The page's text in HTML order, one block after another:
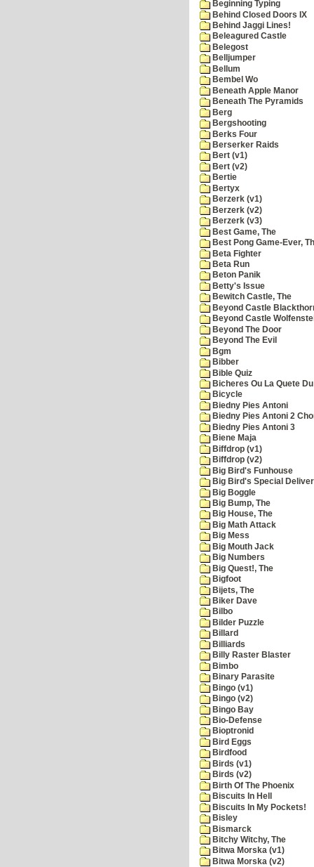
Beginning Typing
Behind Closed Doors IX
Behind Jaggi Lines!
Beleagured Castle
Belegost
Belljumper
Bellum
Bembel Wo
Beneath Apple Manor
Beneath The Pyramids
Berg
Bergshooting
Berks Four
Berserker Raids
Bert (v1)
Bert (v2)
Bertie
Bertyx
Berzerk (v1)
Berzerk (v2)
Berzerk (v3)
Best Game, The
Best Pong Game-Ever,
Beta Fighter
Beta Run
Beton Panik
Betty's Issue
Bewitch Castle, The
Beyond Castle
Beyond Castle
Beyond The Door
Beyond The Evil
Bgm
Bibber
Bible Quiz
Bicheres Ou La Quete
Bicycle
Biedny Pies Antoni
Biedny Pies Antoni 2
Biedny Pies Antoni 3
Biene Maja
Biffdrop (v1)
Biffdrop (v2)
Big Bird's Funhouse
Big Bird's Special
Big Boggle
Big Bump, The
Big House, The
Big Math Attack
Big Mess
Big Mouth Jack
Big Numbers
Big Quest!, The
Bigfoot
Bijets, The
Biker Dave
Bilbo
Bilder Puzzle
Billard
Billiards
Billy Raster Blaster
Bimbo
Binary Parasite
Bingo (v1)
Bingo (v2)
Bingo Bay
Bio-Defense
Bioptronid
Bird Eggs
Birdfood
Birds (v1)
Birds (v2)
Birth Of The Phoenix
Biscuits In Hell
Biscuits In My Pockets!
Bisley
Bismarck
Bitchy Witchy, The
Bitwa Morska (v1)
Bitwa Morska (v2)